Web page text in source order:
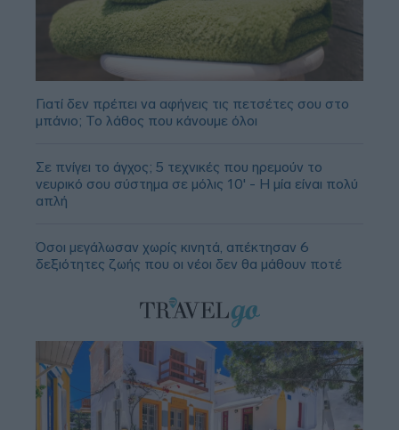
Γιατί δεν πρέπει να αφήνεις τις πετσέτες σου στο
μπάνιο; Το λάθος που κάνουμε όλοι
Σε πνίγει το άγχος; 5 τεχνικές που ηρεμούν το
νευρικό σου σύστημα σε μόλις 10' - Η μία είναι πολύ
απλή
Όσοι μεγάλωσαν χωρίς κινητά, απέκτησαν 6
δεξιότητες ζωής που οι νέοι δεν θα μάθουν ποτέ